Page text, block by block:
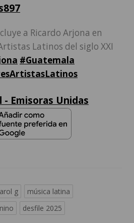
a Ricardo Arjona en
Latinos del siglo XXI
#Guatemala
Emisoras Unidas
g
música latina
desfile 2025